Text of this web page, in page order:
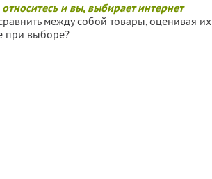
и вы, выбирает интернет
между собой товары, оценивая их
при выборе?